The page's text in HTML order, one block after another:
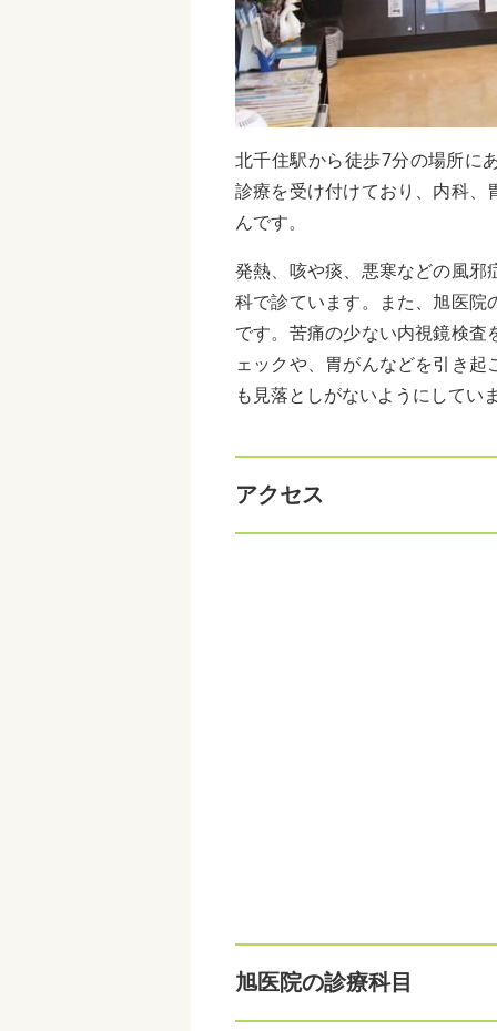
北千住駅から徒歩7分の場所に
診療を受け付けており、内科、
んです。
発熱、咳や痰、悪寒などの風邪
科で診ています。また、旭医院
です。苦痛の少ない内視鏡検査
ェックや、胃がんなどを引き
も見落としがないようにしてい
アクセス
旭医院の診療科目